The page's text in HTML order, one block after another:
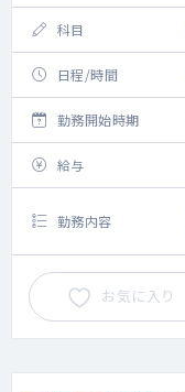
科目
日程/時間
勤務開始時期
給与
勤務内容
お気に入り